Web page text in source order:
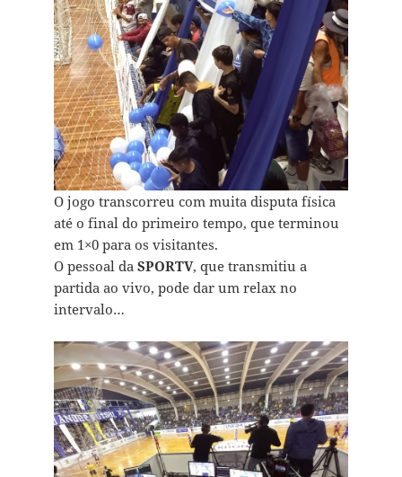
O jogo transcorreu com muita disputa física
até o final do primeiro tempo, que terminou
em 1×0 para os visitantes.
O pessoal da SPORTV, que transmitiu a
partida ao vivo, pode dar um relax no
intervalo…